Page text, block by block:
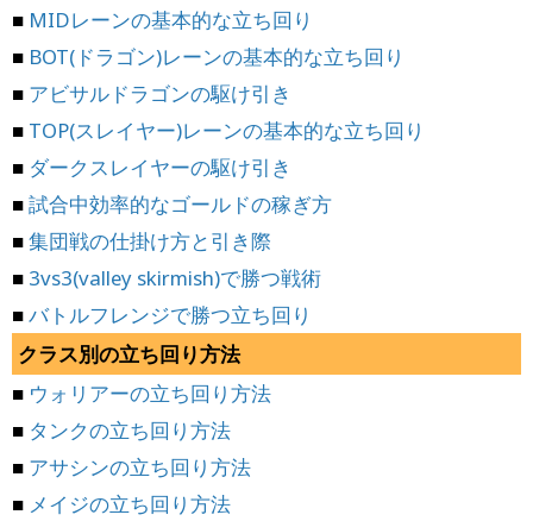
■ MIDレーンの基本的な立ち回り
■ BOT(ドラゴン)レーンの基本的な立ち回り
■ アビサルドラゴンの駆け引き
■ TOP(スレイヤー)レーンの基本的な立ち回り
■ ダークスレイヤーの駆け引き
■試合中効率的なゴールドの稼ぎ方
■集団戦の仕掛け方と引き際
■ 3vs3(valley skirmish)で勝つ戦術
■バトルフレンジで勝つ立ち回り
クラス別の立ち回り方法
■ ウォリアーの立ち回り方法
■ タンクの立ち回り方法
■ アサシンの立ち回り方法
■ メイジの立ち回り方法